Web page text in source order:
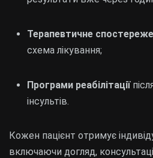
Терапевтичне
схема лікування;
Програми реабілітації
інсультів.
Кожен пацієнт отримує
включаючи догляд,